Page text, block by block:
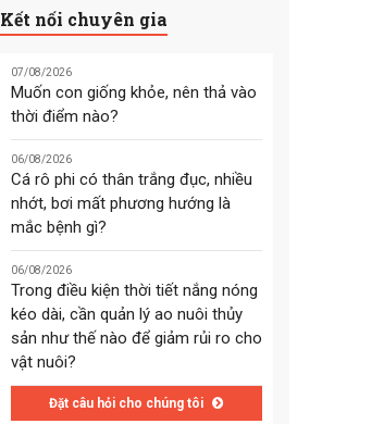
Kết nối chuyên gia
07/08/2026
Muốn con giống khỏe, nên thả vào
thời điểm nào?
06/08/2026
Cá rô phi có thân trắng đục, nhiều
nhớt, bơi mất phương hướng là
mắc bệnh gì?
06/08/2026
Trong điều kiện thời tiết nắng nóng
kéo dài, cần quản lý ao nuôi thủy
sản như thế nào để giảm rủi ro cho
vật nuôi?
Đặt câu hỏi cho chúng tôi